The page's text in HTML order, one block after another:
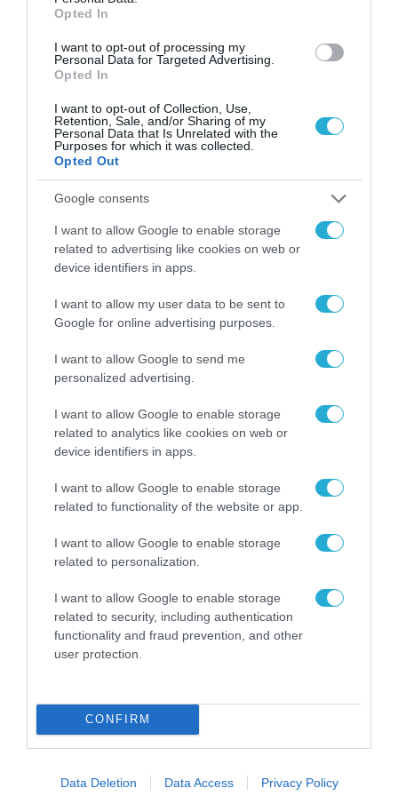
Opted In
I want to opt-out of processing my
Personal Data for Targeted Advertising.
Opted In
I want to opt-out of Collection, Use,
Retention, Sale, and/or Sharing of my
Personal Data that Is Unrelated with the
Purposes for which it was collected.
Opted Out
Google consents
I want to allow Google to enable storage
related to advertising like cookies on web or
device identifiers in apps.
I want to allow my user data to be sent to
Google for online advertising purposes.
I want to allow Google to send me
personalized advertising.
I want to allow Google to enable storage
related to analytics like cookies on web or
device identifiers in apps.
I want to allow Google to enable storage
related to functionality of the website or app.
I want to allow Google to enable storage
related to personalization.
I want to allow Google to enable storage
related to security, including authentication
functionality and fraud prevention, and other
user protection.
CONFIRM
Data Deletion Data Access Privacy Policy
χώρο της άμυνας
31.07.2026
Η πιο ταξιδιάρικη
βαλίτσα του φετινού
καλοκαιριού έχει την
υπογραφή της Xiaomi
31.07.2026
ΟΛΗ Η ΡΟΗ ΕΙΔΗΣΕΩΝ
ΕΡΓΑ - ΕΓΚΑΤΑΣΤΑΣΕΙΣ
ΕΡΓΑ - ΕΓΚΑΤΑΣΤΑΣΕΙΣ
ΕΚΤΕΡ: Επένδυση 53,3 εκατ. ευρώ στις
23.07.2026